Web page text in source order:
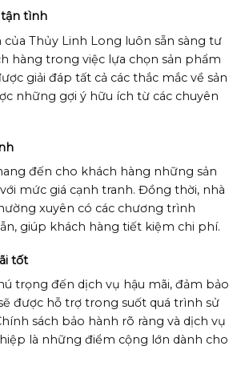
tận tình
Thủy Linh Long luôn sẵn sàng tư
hàng trong việc lựa chọn sản phẩm
giải đáp tất cả các thắc mắc về sản
những gợi ý hữu ích từ các chuyên
đến cho khách hàng những sản
mức giá cạnh tranh. Đồng thời, nhà
xuyên có các chương trình
giúp khách hàng tiết kiệm chi phí.
tốt
trọng đến dịch vụ hậu mãi, đảm bảo
được hỗ trợ trong suốt quá trình sử
sách bảo hành rõ ràng và dịch vụ
là những điểm cộng lớn dành cho